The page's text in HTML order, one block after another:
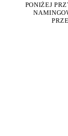
PONIŻEJ